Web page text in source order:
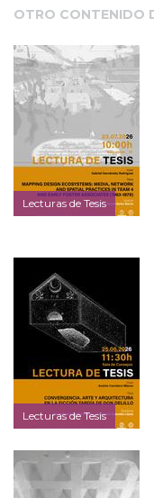
OTRO CONTENIDO
Lecturas de Tesis
Lecturas de Tesis